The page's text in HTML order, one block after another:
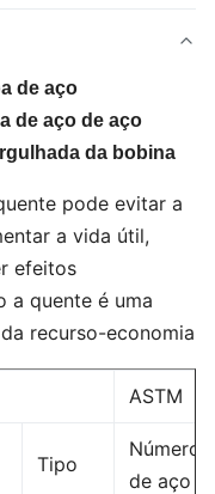
de aço
de aço de aço
da bobina
pode evitar a
a vida útil,
efeitos
a quente é uma
recurso-economia
ASTM
Tipo
Número
de aço